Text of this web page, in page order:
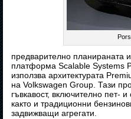
предварително планираната
платформа Scalable Systems
използва архитектурата
на Volkswagen Group. Тази
гъвкавост, включително пет-
както и традиционни
задвижващи агрегати.